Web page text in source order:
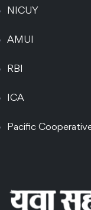
NICUY
AMUI
RBI
ICA
Pacific